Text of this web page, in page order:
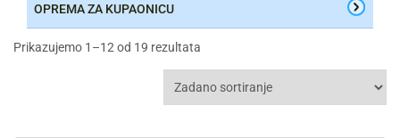
OPREMA ZA KUPAONICU
Prikazujemo 1–12 od 19 rezultata